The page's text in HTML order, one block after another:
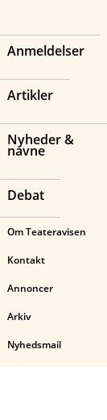
Anmeldelser
Artikler
Nyheder &
navne
Debat
Om Teateravisen
Kontakt
Annoncer
Arkiv
Nyhedsmail